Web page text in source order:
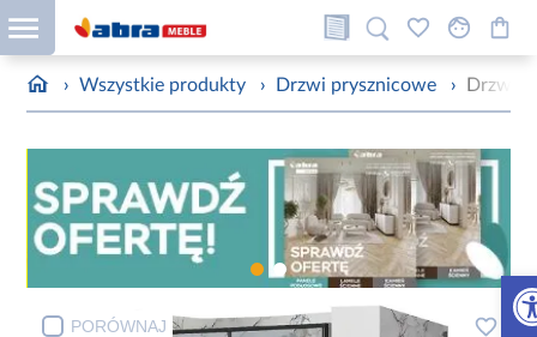
› Wszystkie produkty › Drzwi prysznicowe › Drzwi
PORÓWNAJ